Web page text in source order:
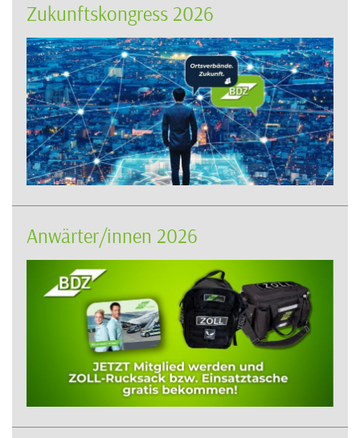
Zukunftskongress 2026
Anwärter/innen 2026